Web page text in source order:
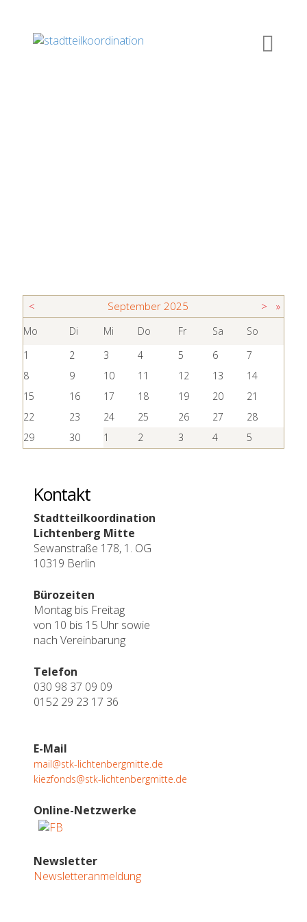
< September 2025 > »
Mo Di Mi Do Fr Sa
So
1
2 3 4 5 6
7
8
9 10 11 12 13
14
15
16 17 18 19 20
21
22
23 24 25 26 27
28
29
30 1 2 3 4 5
Kontakt
Stadtteilkoordination
Lichtenberg Mitte
Sewanstraße 178, 1. OG
10319 Berlin
Bürozeiten
Montag bis Freitag
von 10 bis 15 Uhr sowie
nach Vereinbarung
Telefon
030 98 37 09 09
0152 29 23 17 36
E-Mail
mail@stk-lichtenbergmitte.de
kiezfonds@stk-lichtenbergmitte.de
Online-Netzwerke
Newsletter
Newsletteranmeldung